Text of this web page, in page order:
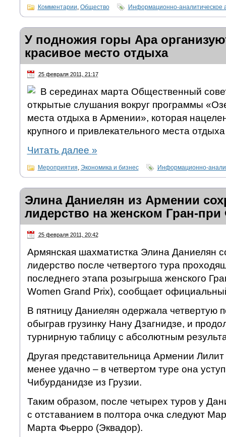
Комментарии, Общество Информационно-аналитическое
У подножия горы Ара
красивое место отдыха
25 февраля 2011, 21:17
В серединах марта Общественный
открытые слушания вокруг программы
места отдыха в Армении», которая
крупного и привлекательного места
Читать далее »
Мероприятия, Экономика и бизнес Информационно-
Элина Даниелян из Армении
лидерство на женском Гран-
25 февраля 2011, 20:42
Армянская шахматистка Элина Даниелян
лидерство после четвертого тура
последнего этапа розыгрыша женского
Women Grand Prix), сообщает
В пятницу Даниелян одержала четвертую
обыграв грузинку Нану Дзагнидзе, и
турнирную таблицу с абсолютным
Другая представительница Армении
менее удачно – в четвертом туре она
Чибурданидзе из Грузии.
Таким образом, после четырех туров у
с отставанием в полтора очка следуют
Марта Фьерро (Эквадор).